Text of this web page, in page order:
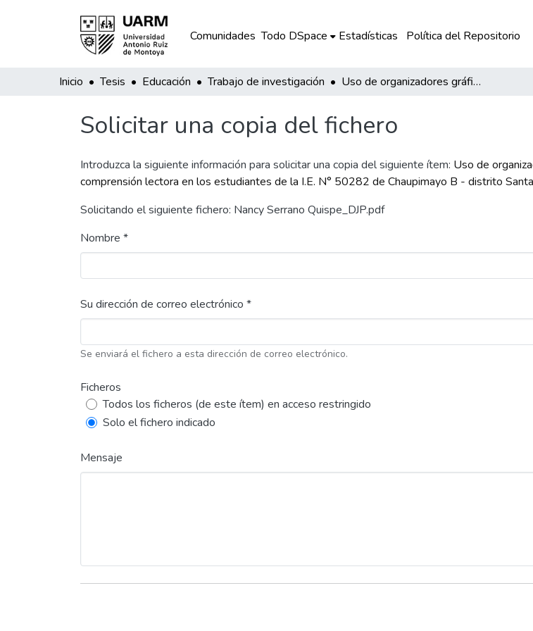
Comunidades Todo DSpace Estadísticas Política del Repositorio
Inicio Tesis Educación Trabajo de investigación Uso de organizadores gráficos como estrategia didáctica para mejorar la comprensión lectora en los estudiantes de la I.E. N° 50282 de Chaupimayo B - distrito Santa Ana -provincia La Convención
Solicitar una copia del fichero
Introduzca la siguiente información para solicitar una copia del siguiente ítem: Uso de
comprensión lectora en los estudiantes de la I.E. N° 50282 de Chaupimayo B - distrito
Solicitando el siguiente fichero: Nancy Serrano Quispe_DJP.pdf
Nombre *
Su dirección de correo electrónico *
Se enviará el fichero a esta dirección de correo electrónico.
Ficheros
Todos los ficheros (de este ítem) en acceso restringido
Solo el fichero indicado
Mensaje